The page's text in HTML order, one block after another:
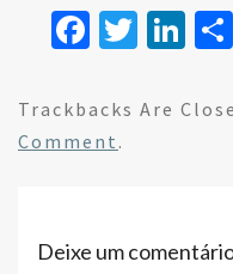
Fa
b
o
T
tt
Li
ke
Trackbacks Are
Comment .
Deixe um